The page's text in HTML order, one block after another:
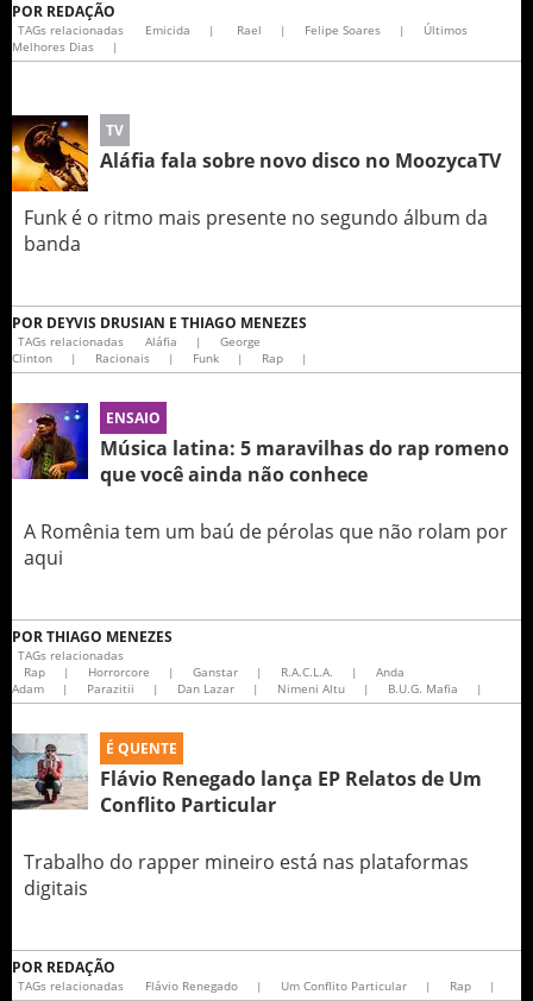
POR REDAÇÃO
TAGs relacionadas Emicida | Rael | Felipe Soares |
Últimos
Melhores Dias
|
TV
Aláfia fala sobre novo disco no MoozycaTV
Funk é o ritmo mais presente no segundo álbum da
banda
POR DEYVIS DRUSIAN E THIAGO MENEZES
TAGs relacionadas Aláfia |
George
Clinton
| Racionais | Funk | Rap |
ENSAIO
Música latina: 5 maravilhas do rap romeno
que você ainda não conhece
A Romênia tem um baú de pérolas que não rolam por
aqui
PORTHIAGO MENEZES
TAGs relacionadas
Rap
| Horrorcore | Ganstar | R.A.C.L.A. |
Anda
Adam
| Parazitii | Dan Lazar | Nimeni Altu | B.U.G. Mafia |
É QUENTE
Flávio Renegado lança EP Relatos de Um
Conflito Particular
Trabalho do rapper mineiro está nas plataformas
digitais
POR REDAÇÃO
TAGs relacionadas Flávio Renegado | Um Conflito Particular | Rap |